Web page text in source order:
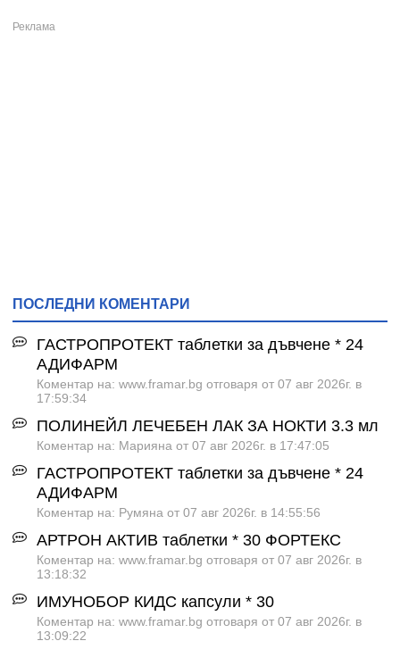
ПОСЛЕДНИ КОМЕНТАРИ
ГАСТРОПРОТЕКТ таблетки за дъвчене * 24
АДИФАРМ
Коментар на: www.framar.bg отговаря от 07 авг 2026г. в
17:59:34
ПОЛИНЕЙЛ ЛЕЧЕБЕН ЛАК ЗА НОКТИ 3.3 мл
Коментар на: Марияна от 07 авг 2026г. в 17:47:05
ГАСТРОПРОТЕКТ таблетки за дъвчене * 24
АДИФАРМ
Коментар на: Румяна от 07 авг 2026г. в 14:55:56
АРТРОН АКТИВ таблетки * 30 ФОРТЕКС
Коментар на: www.framar.bg отговаря от 07 авг 2026г. в
13:18:32
ИМУНОБОР КИДС капсули * 30
Коментар на: www.framar.bg отговаря от 07 авг 2026г. в
13:09:22